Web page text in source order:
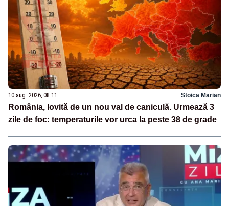
10 aug. 2026, 08:11 Stoica Marian
România, lovită de un nou val de caniculă. Urmează 3
zile de foc: temperaturile vor urca la peste 38 de grade